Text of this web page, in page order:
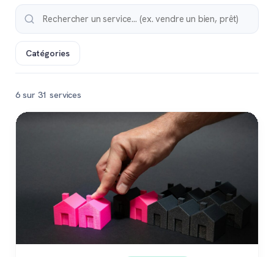
Catégories
6 sur 31 services
Populaire